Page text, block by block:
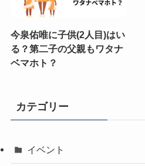
今泉佑唯に子供(2人目)はい
る？第二子の父親もワタナ
ベマホト？
カテゴリー
イベント